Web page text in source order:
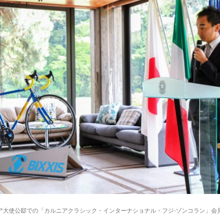
大使公邸での「カルニアクラシック・インターナショナル・フジ-ゾンコラン」会